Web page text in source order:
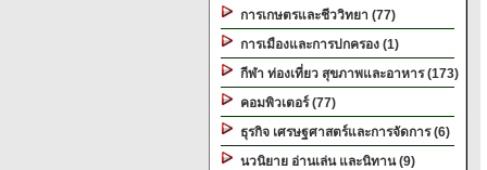
การเกษตรและชีววิทยา (77)
การเมืองและการปกครอง (1)
กีฬา ท่องเที่ยว สุขภาพและอาหาร (173)
คอมพิวเตอร์ (77)
ธุรกิจ เศรษฐศาสตร์และการจัดการ (6)
นวนิยาย อ่านเล่น และนิทาน (9)